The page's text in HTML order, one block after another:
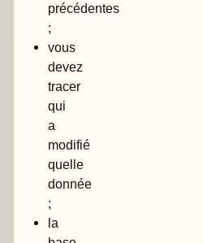
précédentes
;
vous
devez
tracer
qui
a
modifié
quelle
donnée
;
la